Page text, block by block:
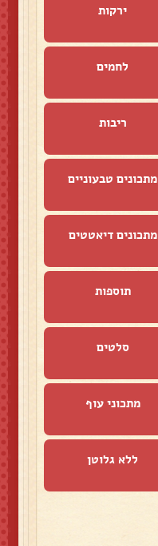
ירקות
לחמים
ריבות
מתכונים טבעוניים
מתכונים דיאטטים
תוספות
סלטים
מתכוני עוף
ללא גלוטן